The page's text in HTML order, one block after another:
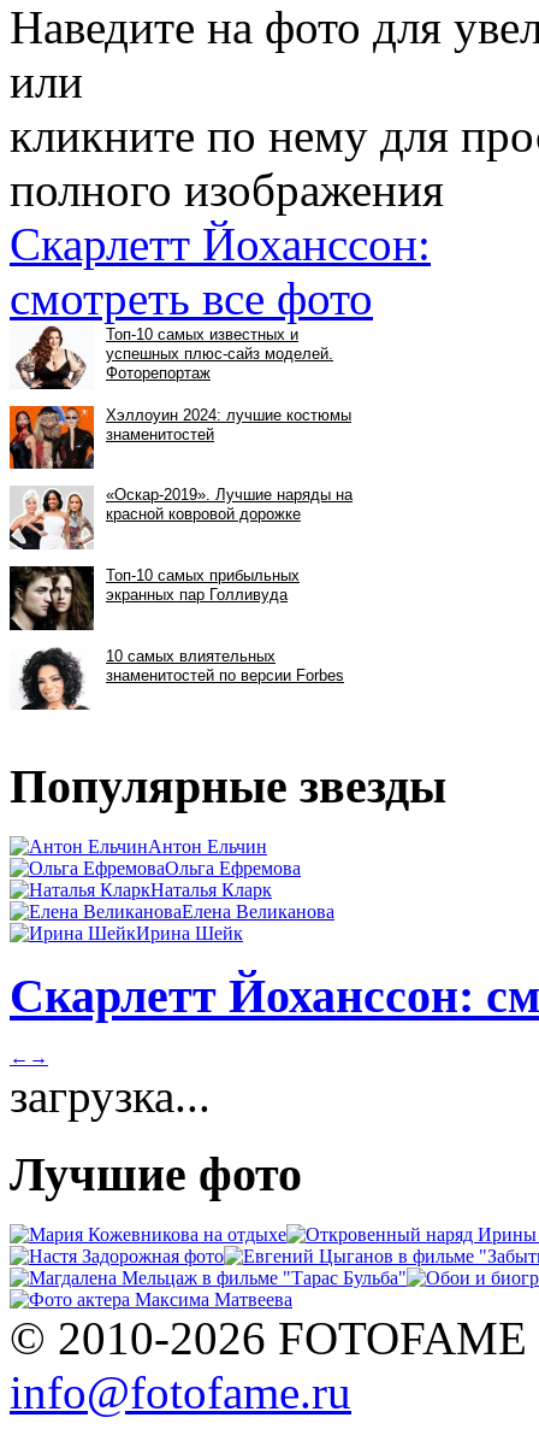
Наведите на фото для
или
кликните по нему для
полного изображения
Скарлетт Йоханссон:
смотреть все фото
Популярные звезды
Антон Ельчин
Ольга Ефремова
Наталья Кларк
Елена Великанова
Ирина Шейк
Скарлетт Йоханссон:
← →
загрузка...
Лучшие фото
© 2010-2026 FOTOFAME
info@fotofame.ru